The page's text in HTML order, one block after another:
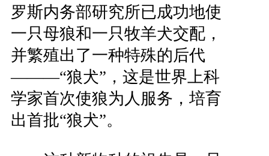
罗斯内务部研究所已成功地使
一只母狼和一只牧羊犬交配，
并繁殖出了一种特殊的后代
———“狼犬”，这是世界上科
学家首次使狼为人服务，培育
出首批“狼犬”。